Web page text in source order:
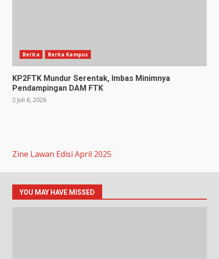
Berita Berita Kampus
KP2FTK Mundur Serentak, Imbas Minimnya
Pendampingan DAM FTK
Juli 6, 2026
Zine Lawan Edisi April 2025
YOU MAY HAVE MISSED